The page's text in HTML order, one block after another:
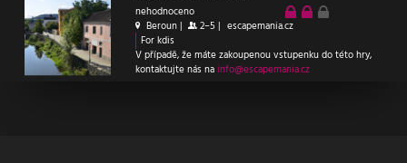
nehodnoceno
Beroun| 2–5 | escapemania.cz
For kdis
V případě, že máte zakoupenou vstupenku do této hry,
kontaktujte nás nainfo@escapemania.cz